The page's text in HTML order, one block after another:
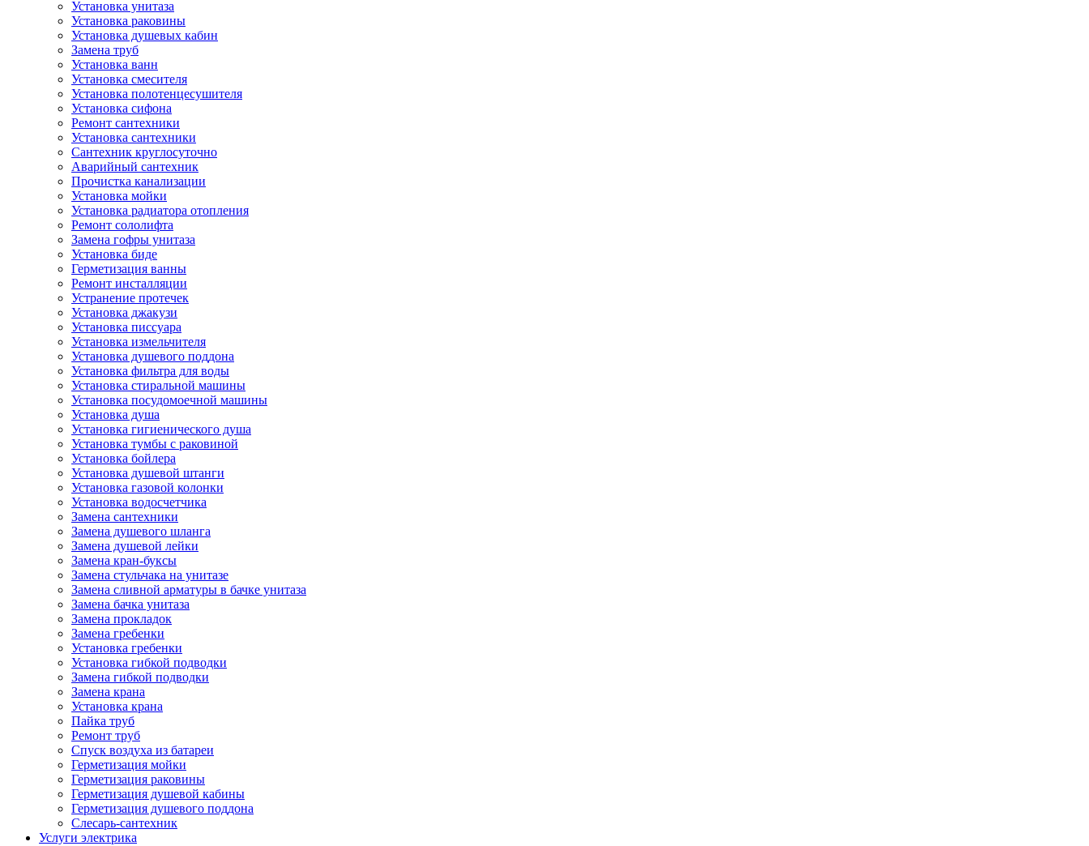
Установка унитаза
Установка раковины
Установка душевых кабин
Замена труб
Установка ванн
Установка смесителя
Установка полотенцесушителя
Установка сифона
Ремонт сантехники
Установка сантехники
Сантехник круглосуточно
Аварийный сантехник
Прочистка канализации
Установка мойки
Установка радиатора отопления
Ремонт сололифта
Замена гофры унитаза
Установка биде
Герметизация ванны
Ремонт инсталляции
Устранение протечек
Установка джакузи
Установка писсуара
Установка измельчителя
Установка душевого поддона
Установка фильтра для воды
Установка стиральной машины
Установка посудомоечной машины
Установка душа
Установка гигиенического душа
Установка тумбы с раковиной
Установка бойлера
Установка душевой штанги
Установка газовой колонки
Установка водосчетчика
Замена сантехники
Замена душевого шланга
Замена душевой лейки
Замена кран-буксы
Замена cтульчака на унитазе
Замена сливной арматуры в бачке унитаза
Замена бачка унитаза
Замена прокладок
Замена гребенки
Установка гребенки
Установка гибкой подводки
Замена гибкой подводки
Замена крана
Установка крана
Пайка труб
Ремонт труб
Спуск воздуха из батареи
Герметизация мойки
Герметизация раковины
Герметизация душевой кабины
Герметизация душевого поддона
Слесарь-сантехник
Услуги электрика